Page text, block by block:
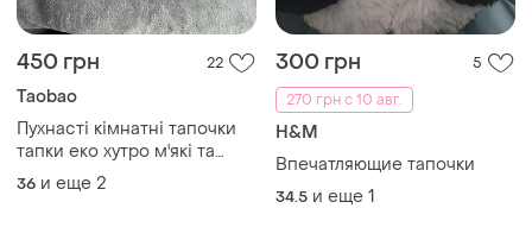
450 грн 22
Taobao
Пухнасті кімнатні тапочки
тапки еко хутро м'які та
ніжні
36 и еще 2
300 грн
5
270 грн с 10 авг.
H&M
Впечатляющие тапочки
34.5 и еще 1